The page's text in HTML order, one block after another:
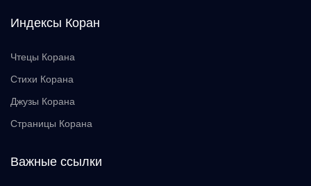
Индексы Коран
Чтецы Корана
Стихи Корана
Джузы Корана
Страницы Корана
Важные ссылки